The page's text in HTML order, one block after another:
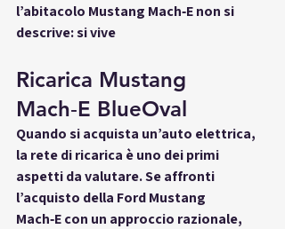
l’abitacolo Mustang Mach‑E non si
descrive: si vive
Ricarica Mustang
Mach‑E BlueOval
Quando si acquista un’auto elettrica,
la rete di ricarica è uno dei primi
aspetti da valutare. Se affronti
l’acquisto della Ford Mustang
Mach‑E con un approccio razionale,